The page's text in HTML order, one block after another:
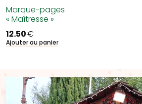
Marque-pages
« Maîtresse »
12.50€
Ajouter au panier